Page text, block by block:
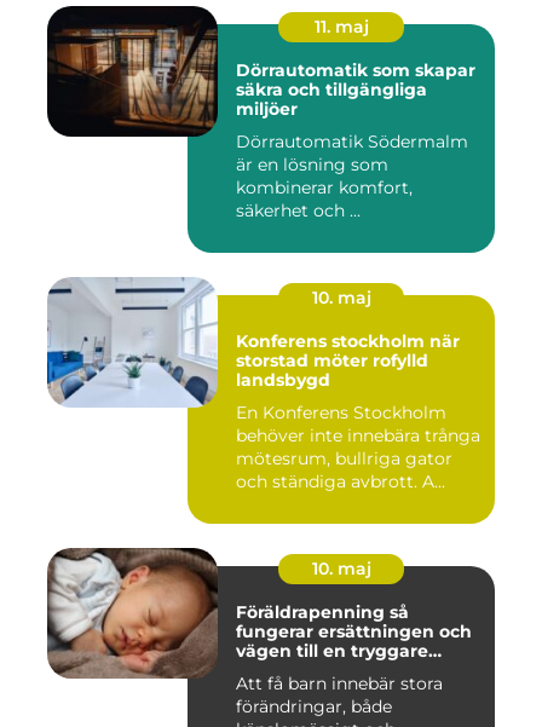
11. maj
Dörrautomatik som skapar
säkra och tillgängliga
miljöer
Dörrautomatik Södermalm
är en lösning som
kombinerar komfort,
säkerhet och ...
10. maj
Konferens stockholm när
storstad möter rofylld
landsbygd
En Konferens Stockholm
behöver inte innebära trånga
mötesrum, bullriga gator
och ständiga avbrott. A...
10. maj
Föräldrapenning så
fungerar ersättningen och
vägen till en tryggare
Att få barn innebär stora
förändringar, både